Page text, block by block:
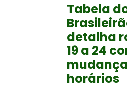
Tabela
detalha
19 a 24
horários